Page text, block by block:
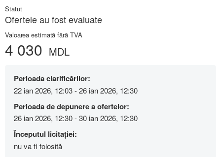
Statut
Ofertele au fost evaluate
Valoarea estimată fără TVA
4 030 MDL
Perioada clarificărilor:
22 ian 2026, 12:03 - 26 ian 2026, 12:30
Perioada de depunere a ofertelor:
26 ian 2026, 12:30 - 30 ian 2026, 12:30
Începutul licitației:
nu va fi folosită